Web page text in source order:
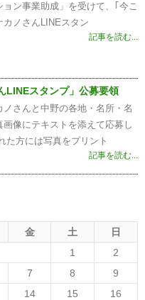
ン事業助成」を受けて、｢今こ
カノさんLINEスタン
記事を読む...
LINEスタンプ」公募要領
さんと中野の各地・名所・名
画像にテキストを添えて応募し
た方には写真をプリント
記事を読む...
金 土
日
1
2
7 8
9
14 15
16